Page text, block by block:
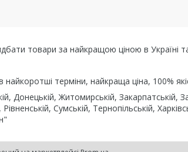
товари за найкращою ціною в Україні
терміни, найкраща ціна, 100%
Житомирській, Закарпатській,
Сумській, Тернопільській,